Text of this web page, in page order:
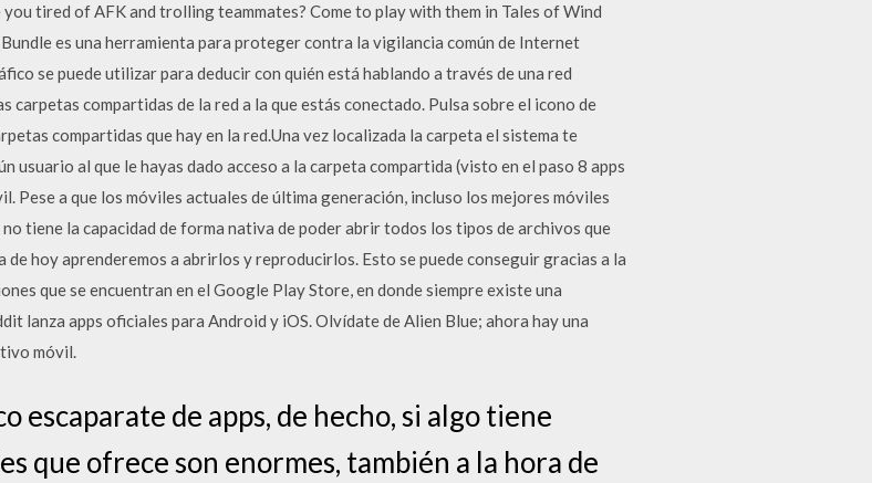
tired of AFK and trolling teammates? Come to play with them in Tales of Wind
es una herramienta para proteger contra la vigilancia común de Internet
se puede utilizar para deducir con quién está hablando a través de una red
carpetas compartidas de la red a la que estás conectado. Pulsa sobre el icono de
compartidas que hay en la red.Una vez localizada la carpeta el sistema te
usuario al que le hayas dado acceso a la carpeta compartida (visto en el paso 8 apps
Pese a que los móviles actuales de última generación, incluso los mejores móviles
tiene la capacidad de forma nativa de poder abrir todos los tipos de archivos que
de hoy aprenderemos a abrirlos y reproducirlos. Esto se puede conseguir gracias a la
que se encuentran en el Google Play Store, en donde siempre existe una
lanza apps oficiales para Android y iOS. Olvídate de Alien Blue; ahora hay una
móvil.
escaparate de apps, de hecho, si algo tiene
que ofrece son enormes, también a la hora de